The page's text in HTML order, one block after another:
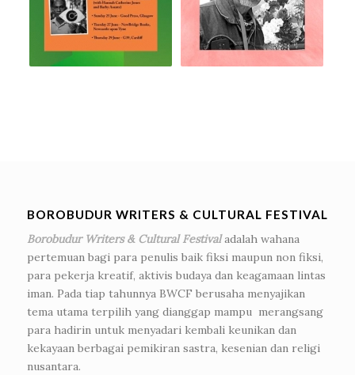
BOROBUDUR WRITERS & CULTURAL FESTIVAL
Borobudur Writers & Cultural Festivaladalah wahana
pertemuan bagi para penulis baik fiksi maupun non fiksi,
para pekerja kreatif, aktivis budaya dan keagamaan lintas
iman. Pada tiap tahunnya BWCF berusaha menyajikan
tema utama terpilih yang dianggap mampu merangsang
para hadirin untuk menyadari kembali keunikan dan
kekayaan berbagai pemikiran sastra, kesenian dan religi
nusantara.